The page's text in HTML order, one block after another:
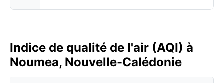
Indice de qualité de l'air (AQI) à
Noumea, Nouvelle-Calédonie